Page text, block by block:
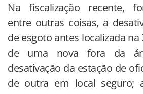
Na fiscalização recente,
entre outras coisas, a
de esgoto antes localizada na
de uma nova fora da
desativação da estação de
de outra em local seguro;